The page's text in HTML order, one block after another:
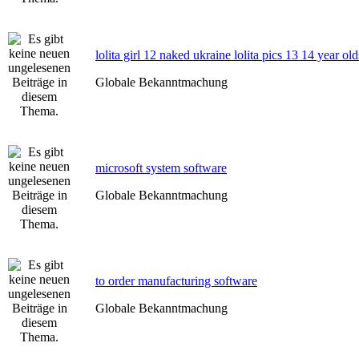
lolita girl 12 naked ukraine lolita pics 13 14 year
Globale Bekanntmachung
microsoft system software
Globale Bekanntmachung
to order manufacturing software
Globale Bekanntmachung